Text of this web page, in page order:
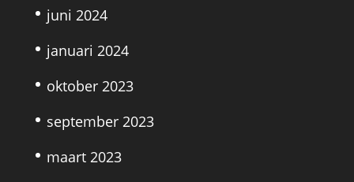
juni 2024
januari 2024
oktober 2023
september 2023
maart 2023